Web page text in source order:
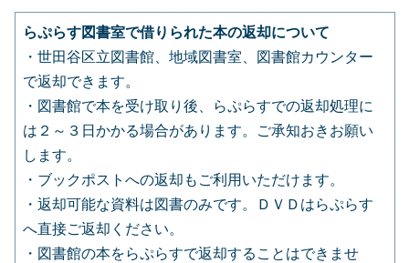
らぷらす図書室で借りられた本の返却について
・世田谷区立図書館、地域図書室、図書館カウンター
で返却できます。
・図書館で本を受け取り後、らぷらすでの返却処理に
は２～３日かかる場合があります。ご承知おきお願い
します。
・ブックポストへの返却もご利用いただけます。
・返却可能な資料は図書のみです。ＤＶＤはらぷらす
へ直接ご返却ください。
・図書館の本をらぷらすで返却することはできませ